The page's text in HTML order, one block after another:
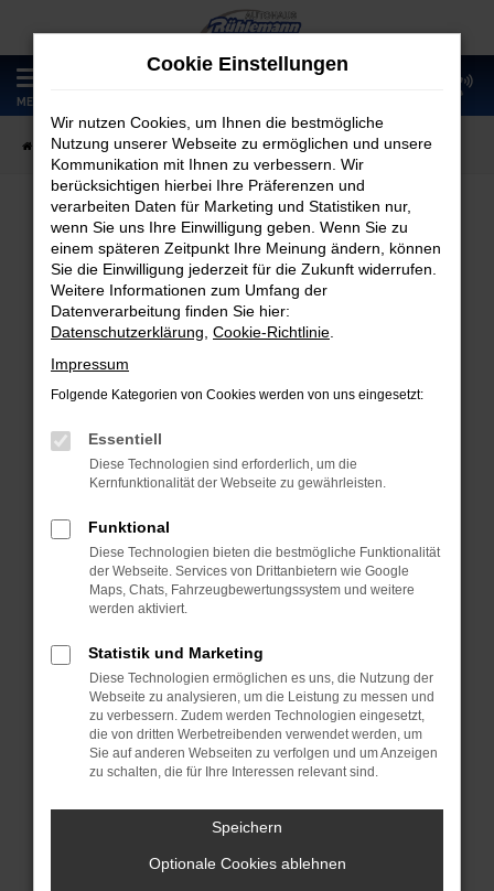
Zum
Hauptinhalt
springen
MENÜ
Startseite Fahrzeugangebote Fahrzeugmarkt
Fahrzeugmarkt
Fehler: Network Error
Beim Laden ist ein Fehler aufgetreten.
Hier sind ein paar Tipps, die dir helfen können:
Überprüfe deine Firewall und deine
Laden andere Webseiten, zum Beispiel
deine Suchmaschine?
Prüfe deine Browsererweiterungen.
Manche Erweiterungen, wie Werbeblocker,
können das Laden bestimmter Seiten
verhindern. Funktioniert die Seite in einem
anderen Browser oder in einem privaten
Fenster?
Starte dein Gerät neu.
vorübergehende Probleme zu beheben.
Betriebssystem auf dem neuesten Stand
Cookie Einstellungen
Wir nutzen Cookies, um Ihnen die bestmögliche
Nutzung unserer Webseite zu ermöglichen und unsere
Kommunikation mit Ihnen zu verbessern. Wir
berücksichtigen hierbei Ihre Präferenzen und
verarbeiten Daten für Marketing und Statistiken nur,
wenn Sie uns Ihre Einwilligung geben. Wenn Sie zu
einem späteren Zeitpunkt Ihre Meinung ändern, können
Sie die Einwilligung jederzeit für die Zukunft widerrufen.
Weitere Informationen zum Umfang der
Datenverarbeitung finden Sie hier:
Datenschutzerklärung Cookie-Richtlinie
Impressum
Folgende Kategorien von Cookies werden von uns eingesetzt:
Essentiell
Diese Technologien sind erforderlich, um die
Kernfunktionalität der Webseite zu gewährleisten.
Funktional
Diese Technologien bieten die bestmögliche Funktionalität
der Webseite. Services von Drittanbietern wie Google
Maps, Chats, Fahrzeugbewertungssystem und weitere
werden aktiviert.
Statistik und Marketing
Diese Technologien ermöglichen es uns, die Nutzung der
Webseite zu analysieren, um die Leistung zu messen und
zu verbessern. Zudem werden Technologien eingesetzt,
die von dritten Werbetreibenden verwendet werden, um
Sie auf anderen Webseiten zu verfolgen und um Anzeigen
zu schalten, die für Ihre Interessen relevant sind.
Speichern
Optionale Cookies ablehnen